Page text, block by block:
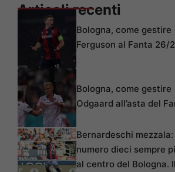
Articoli recenti
Bologna, come gestire
Ferguson al Fanta 26/
Bologna, come gestire
Odgaard all’asta del
Bernardeschi mezzala:
numero dieci sempre
al centro del Bologna. Il